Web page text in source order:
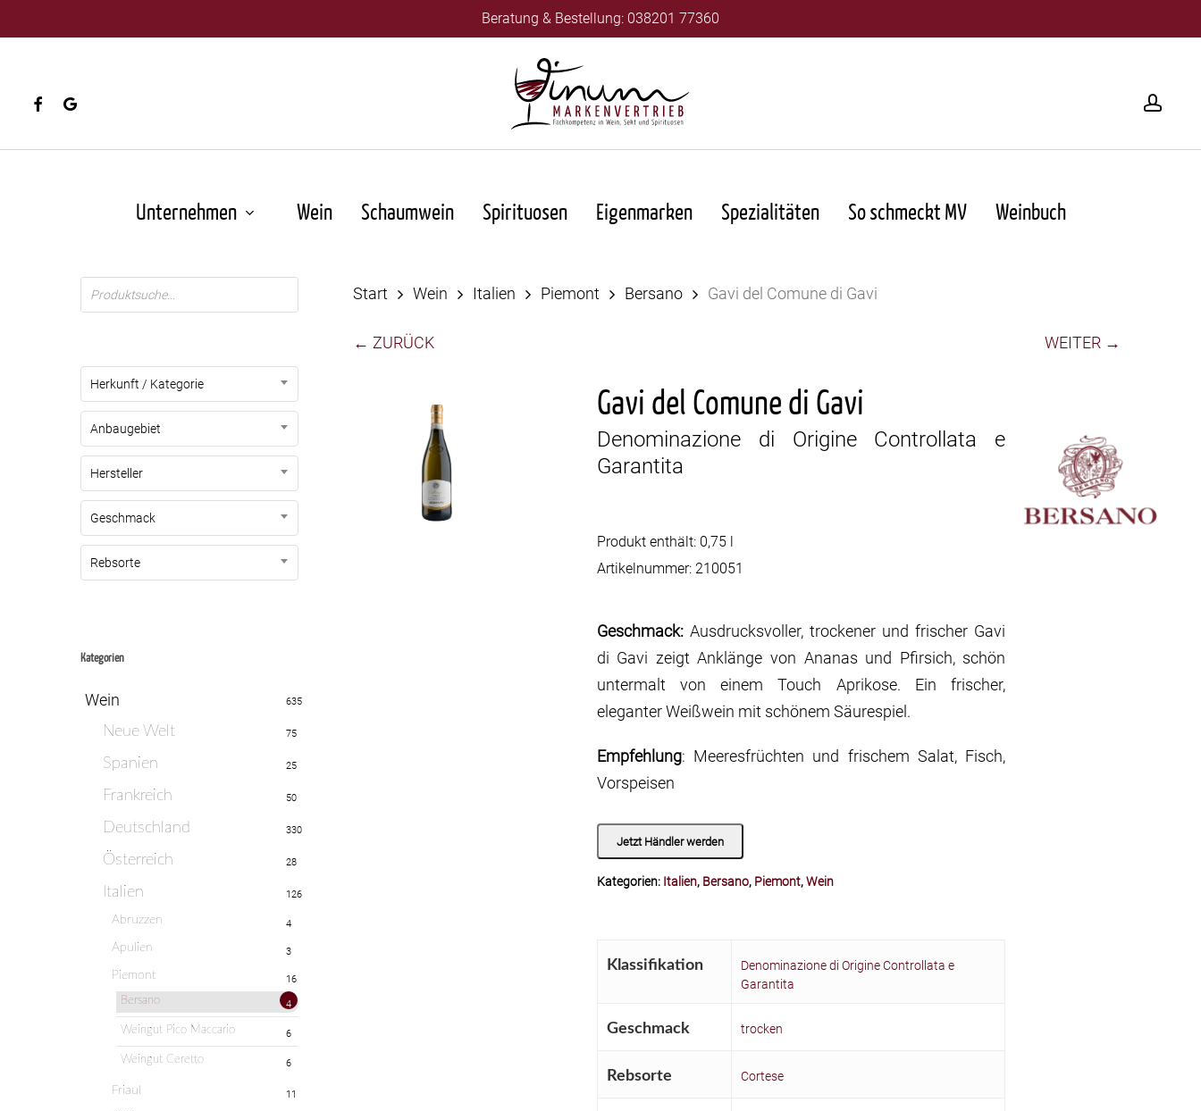
to
content
Beratung & Bestellung: 038201 77360
facebookgoogle-
Unternehmen Wein Schaumwein Spirituosen Eigenmarken Spezialitäten So schmeckt MV Weinbuch
Products
search
Herkunft / Kategorie
Anbaugebiet
Hersteller
Geschmack
Rebsorte
Kategorien
Wein 635
Neue Welt 75
Spanien 25
Frankreich 50
Deutschland 330
Österreich 28
Italien 126
Abruzzen 4
Apulien 3
Piemont
16
Bersano
4
Weingut Pico Maccario 6
Weingut Ceretto 6
Friaul 11
Start Wein Italien Piemont Bersano Gavi del Comune di Gavi
← ZURÜCK WEITER →
Gavi del Comune di Gavi
Denominazione di Origine Controllata e
Garantita
Produkt enthält: 0,75
Artikelnummer:210051
Geschmack: Ausdrucksvoller, trockener und frischer Gavi
di Gavi zeigt Anklänge von Ananas und Pfirsich, schön
untermalt von einem Touch Aprikose. Ein frischer,
eleganter Weißwein mit schönem Säurespiel.
Empfehlung: Meeresfrüchten und frischem Salat, Fisch,
Vorspeisen
Jetzt Händler werden
Kategorien: Italien, Bersano, Piemont,Wein
Klassifikation
Denominazione di Origine Controllata e
Garantita
Geschmack trocken
Rebsorte Cortese